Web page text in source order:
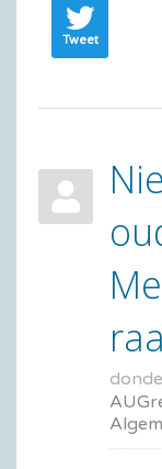
Tweet